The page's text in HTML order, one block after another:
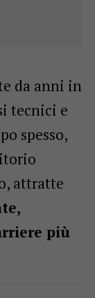
da anni in
tecnici e
spesso,
attratte
più